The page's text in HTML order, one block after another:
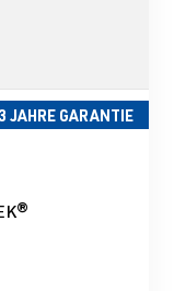
JAHRE GARANTIE
von 5 Sternen